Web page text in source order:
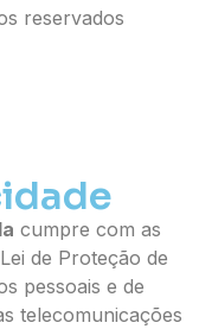
reservados
cumpre com as
de Proteção de
pessoais e de
telecomunicações